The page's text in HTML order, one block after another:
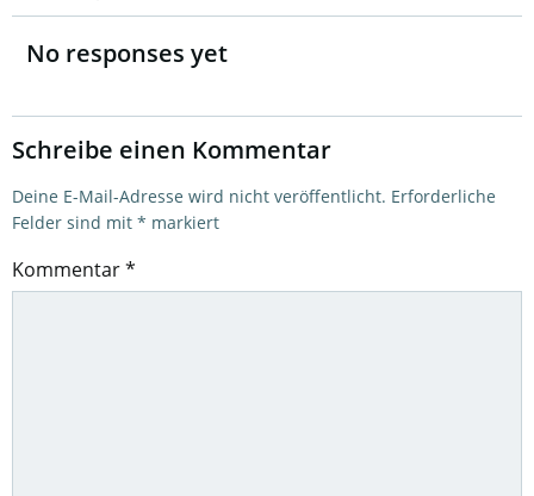
navigation
No responses yet
Schreibe einen Kommentar
Deine E-Mail-Adresse wird nicht veröffentlicht. Erforderliche
Felder sind mit * markiert
Kommentar*